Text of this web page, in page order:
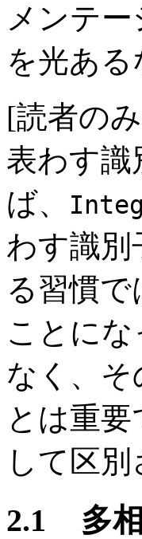
メンテ
を光あ
[読者の
表わす識
ば、
わす識別
る習慣
ことに
なく、
とは重要
して区
2.1 多